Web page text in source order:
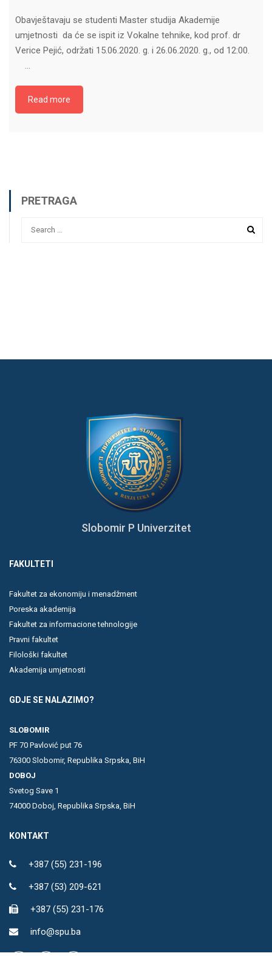
Obavještavaju se studenti Master studija Akademije
umjetnosti da će se ispit iz Vokalne tehnike, kod prof. dr
Verice Pejić, održati 15.06.2020. g. i 26.06.2020. g., od 12:00.
…
Read more
PRETRAGA
Slobomir P Univerzitet
FAKULTETI
Fakultet za ekonomiju i menadžment
Poreska akademija
Fakultet za informacione tehnologije
Pravni fakultet
Filološki fakultet
Akademija umjetnosti
GDJE SE NALAZIMO?
SLOBOMIR
PF 70 Pavlović put 76
76300 Slobomir, Republika Srpska, BiH
DOBOJ
Svetog Save 1
74000 Doboj, Republika Srpska, BiH
KONTAKT
+387 (55) 231-196
+387 (53) 209-621
+387 (55) 231-176
info@spu.ba